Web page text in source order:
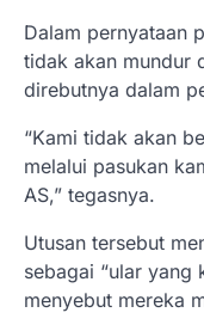
Dalam pernyataan
tidak akan mundur
direbutnya dalam
“Kami tidak akan
melalui pasukan
AS,” tegasnya.
Utusan tersebut
sebagai “ular yang
menyebut mereka